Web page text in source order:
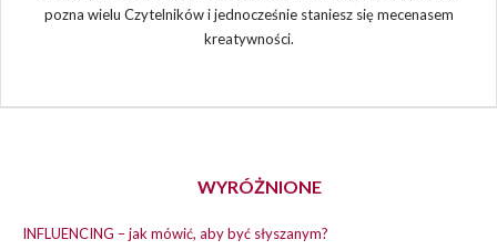
pozna wielu Czytelników i jednocześnie staniesz się mecenasem
kreatywności.
WYRÓŻNIONE
INFLUENCING – jak mówić, aby być słyszanym?